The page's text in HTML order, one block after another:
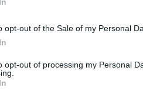
opt-out of the Sale of my Personal
opt-out of processing my Personal
σημαντικό κίνδυνο για
σύστημα υγειονομικής
στη διάρκεια
περιοχές που
με